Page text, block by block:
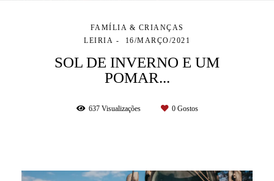
FAMÍLIA & CRIANÇAS
LEIRIA
16/MARÇO/2021
SOL DE INVERNO E UM
POMAR...
637Visualizações 0Gostos